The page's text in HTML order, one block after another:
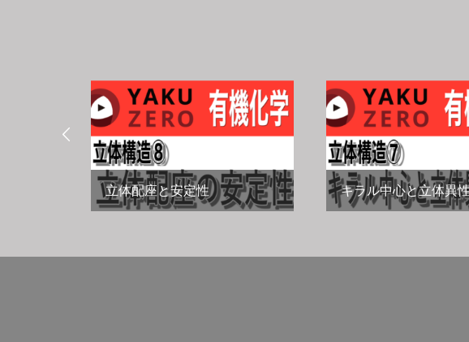

立体配座と安定性 キラル中心と立体異